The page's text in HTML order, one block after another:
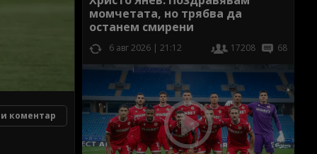
коментар
момчетата, но трябва да
останем смирени
6 авг 2026 | 21:12 17208 68